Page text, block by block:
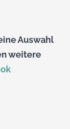
Auswahl
weitere